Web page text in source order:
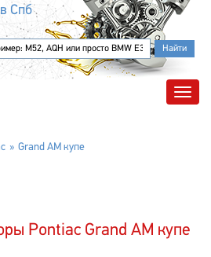
Спб
Grand AM купе
Pontiac Grand AM купе